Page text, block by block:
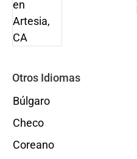
Otros Idiomas
Búlgaro
Checo
Coreano